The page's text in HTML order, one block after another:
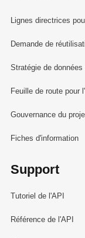
Lignes directrices
Demande de
Stratégie de données
Feuille de route pour
Gouvernance du
Fiches d'information
Support
Tutoriel de l'API
Référence de l'API